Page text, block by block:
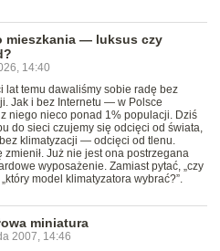
mieszkania — luksus czy
14:40
lat temu dawaliśmy sobie radę bez
Jak i bez Internetu — w Polsce
z niego nieco ponad 1% populacji. Dziś
do sieci czujemy się odcięci od świata,
klimatyzacji — odcięci od tlenu.
Już nie jest ona postrzegana
wyposażenie. Zamiast pytać, „czy
model klimatyzatora wybrać?”.
miniatura
2007, 14:46